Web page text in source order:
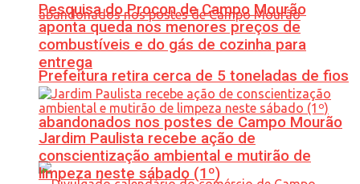
Prefeitura retira cerca de 5 toneladas de fios
abandonados nos postes de Campo Mourão
Pesquisa do Procon de Campo Mourão
aponta queda nos menores preços de
combustíveis e do gás de cozinha para
entrega
Jardim Paulista recebe ação de
conscientização ambiental e mutirão de
limpeza neste sábado (1º)